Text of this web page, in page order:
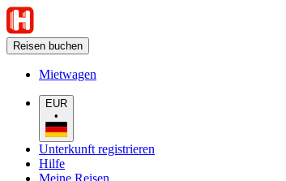
Reisen buchen
Mietwagen
EUR
•
Unterkunft registrieren
Hilfe
Meine Reisen